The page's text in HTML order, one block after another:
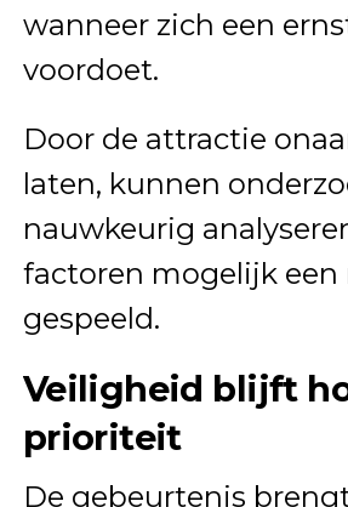
wanneer zich een
voordoet.
Door de attractie
laten, kunnen
nauwkeurig
factoren mogelijk een
gespeeld.
Veiligheid blijft
prioriteit
De gebeurtenis